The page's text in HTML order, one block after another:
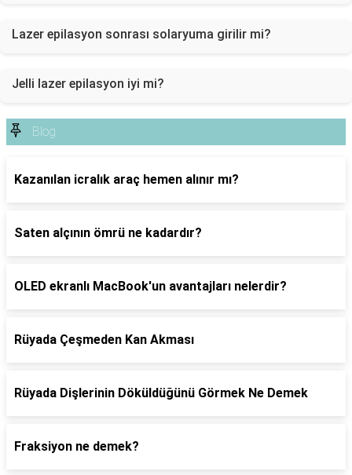
Lazer epilasyon sonrası solaryuma girilir mi?
Jelli lazer epilasyon iyi mi?
Blog
Kazanılan icralık araç hemen alınır mı?
Saten alçının ömrü ne kadardır?
OLED ekranlı MacBook'un avantajları nelerdir?
Rüyada Çeşmeden Kan Akması
Rüyada Dişlerinin Döküldüğünü Görmek Ne Demek
Fraksiyon ne demek?